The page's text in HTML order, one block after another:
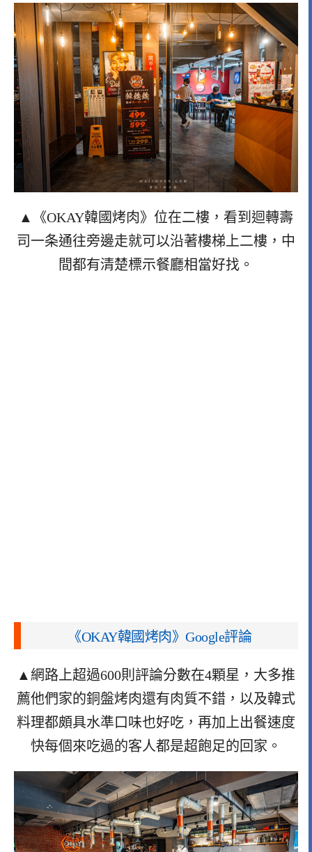
▲《OKAY韓國烤肉》位在二樓，看到迴轉壽
司一条通往旁邊走就可以沿著樓梯上二樓，中
間都有清楚標示餐廳相當好找。
《OKAY韓國烤肉》Google評論
▲網路上超過600則評論分數在4顆星，大多推
薦他們家的銅盤烤肉還有肉質不錯，以及韓式
料理都頗具水準口味也好吃，再加上出餐速度
快每個來吃過的客人都是超飽足的回家。